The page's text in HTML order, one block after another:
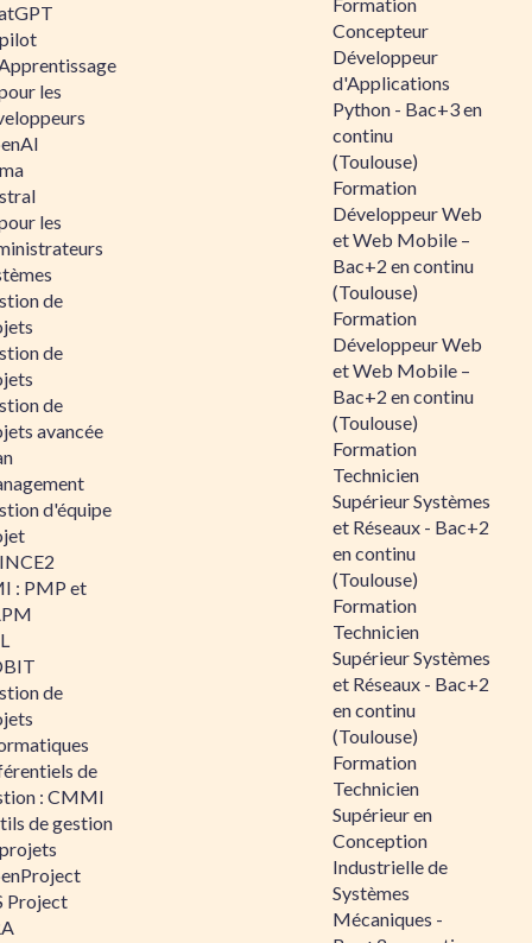
les
les
de
de
de
avancée
d'équipe
: PMP et
de
de
: CMMI
de gestion
Project
Concepteur
Développeur
d'Applications
Python - Bac+3 en
continu
(Toulouse)
Formation
Développeur Web
et Web Mobile –
Bac+2 en continu
(Toulouse)
Formation
Développeur Web
et Web Mobile –
Bac+2 en continu
(Toulouse)
Formation
Technicien
Supérieur Systèmes
et Réseaux - Bac+2
en continu
(Toulouse)
Formation
Technicien
Supérieur Systèmes
et Réseaux - Bac+2
en continu
(Toulouse)
Formation
Technicien
Supérieur en
Conception
Industrielle de
Systèmes
Mécaniques -